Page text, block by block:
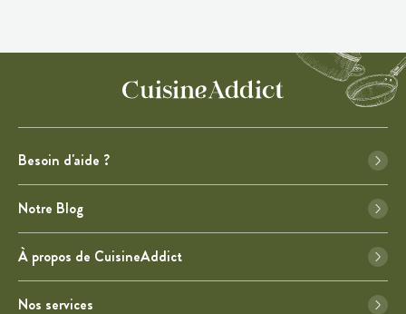
Besoin d'aide ?
Notre Blog
À propos de CuisineAddict
Nos services